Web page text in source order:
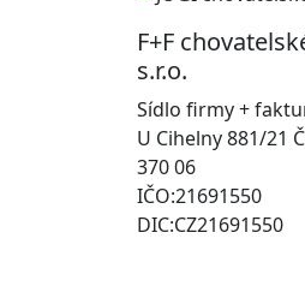
F+F
s.r.o.
Sídlo firmy +
U Cihelny 881/21
370 06
IČO:21691550
DIC:CZ21691550